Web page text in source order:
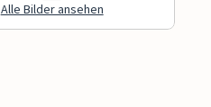
Alle Bilder ansehen